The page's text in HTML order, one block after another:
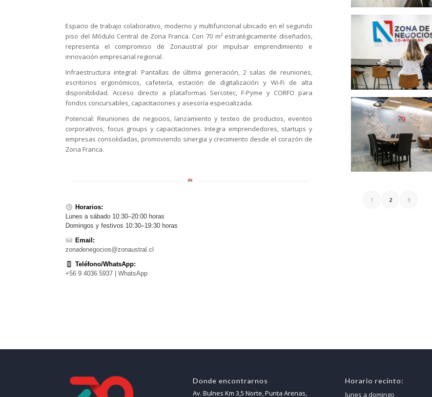
Espacio de trabajo colaborativo, moderno y multifuncional ubicado en el segundo
piso del Módulo Central de Zona Franca. Con 70 m² estratégicamente diseñados,
representa el compromiso de Zonaustral por impulsar emprendimiento e
innovación empresarial regional.
Infraestructura integral: Pantallas de última generación, 2 salas de reuniones,
escritorios ergonómicos, cafetería, estación de digitalización y Wi-Fi de alta
disponibilidad. Acceso directo a plataformas Sercotec, F-Pyme y CORFO para
fondos concursables, capacitaciones y asesoría especializada.
Potencial: Reuniones de negocios, lanzamiento y testeo de productos, eventos
corporativos, focus groups y capacitaciones. Integra emprendedores, startups y
empresas consolidadas, promoviendo sinergia y crecimiento desde el corazón de
Zona Franca.
Horarios:
Lunes a sábado 10:30–20:00 horas
Domingos y festivos 10:30–19:30 horas
Email:
zonadenegocios@zonaustral.cl
Teléfono/WhatsApp:
+56 9 4036 5937 | WhatsApp
1 2 3
Donde encontrarnos
Av. Bulnes Km 3,5 Norte, Punta Arenas,
Horario recinto:
lunes a domingo